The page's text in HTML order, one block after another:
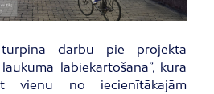
turpina darbu pie projekta
labiekārtošana”, kura
vienu no iecienītākajām